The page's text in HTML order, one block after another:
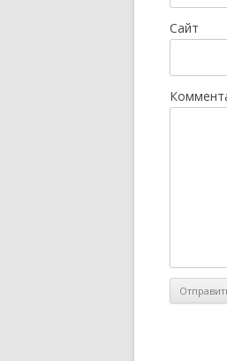
Сайт